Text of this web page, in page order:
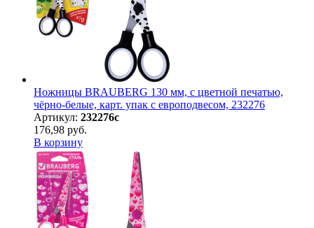
Ножницы BRAUBERG 130 мм, с цветной печатью,
чёрно-белые, карт. упак с европодвесом, 232276
Артикул: 232276с
176,98 руб.
В корзину